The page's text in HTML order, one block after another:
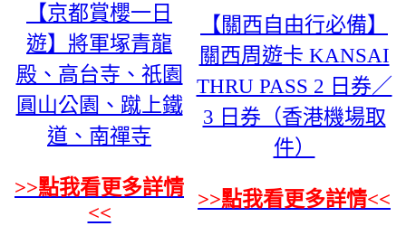
【京都賞櫻一日
遊】將軍塚青龍
殿、高台寺、祇園
圓山公園、蹴上鐵
道、南禪寺
>>點我看更多詳情
<<
【關西自由行必備】
關西周遊卡 KANSAI
THRU PASS 2 日券／
3 日券（香港機場取
件）
>>點我看更多詳情<<